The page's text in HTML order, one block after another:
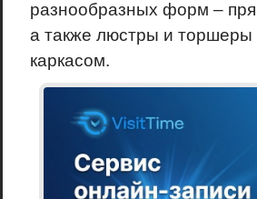
разнообразных форм –
а также люстры и
каркасом.